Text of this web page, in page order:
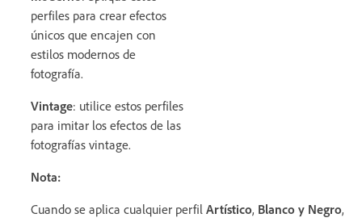
perfiles para crear efectos
únicos que encajen con
estilos modernos de
fotografía.
Vintage: utilice estos perfiles
para imitar los efectos de las
fotografías vintage.
Nota:
Cuando se aplica cualquier perfil Artístico, Blanco y Negro,